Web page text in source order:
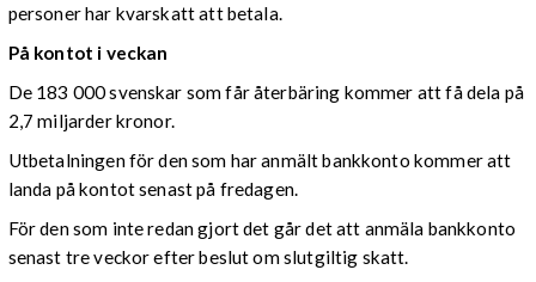
personer har kvarskatt att betala.
På kontot i veckan
De 183 000 svenskar som får återbäring kommer att få dela på
2,7 miljarder kronor.
Utbetalningen för den som har anmält bankkonto kommer att
landa på kontot senast på fredagen.
För den som inte redan gjort det går det att anmäla bankkonto
senast tre veckor efter beslut om slutgiltig skatt.